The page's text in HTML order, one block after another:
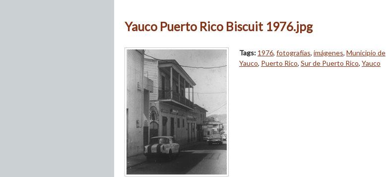
Yauco Puerto Rico Biscuit 1976.jpg
Tags: 1976, fotografías, imágenes, Municipio de
Yauco, Puerto Rico, Sur de Puerto Rico, Yauco